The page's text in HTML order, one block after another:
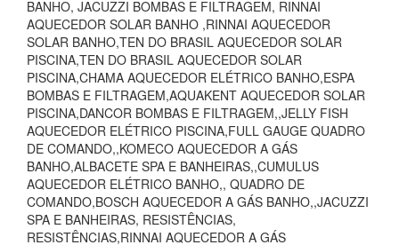
BANHO, JACUZZI BOMBAS E FILTRAGEM, RINNAI
AQUECEDOR SOLAR BANHO ,RINNAI AQUECEDOR
SOLAR BANHO,TEN DO BRASIL AQUECEDOR SOLAR
PISCINA,TEN DO BRASIL AQUECEDOR SOLAR
PISCINA,CHAMA AQUECEDOR ELÉTRICO BANHO,ESPA
BOMBAS E FILTRAGEM,AQUAKENT AQUECEDOR SOLAR
PISCINA,DANCOR BOMBAS E FILTRAGEM,,JELLY FISH
AQUECEDOR ELÉTRICO PISCINA,FULL GAUGE QUADRO
DE COMANDO,,KOMECO AQUECEDOR A GÁS
BANHO,ALBACETE SPA E BANHEIRAS,,CUMULUS
AQUECEDOR ELÉTRICO BANHO,, QUADRO DE
COMANDO,BOSCH AQUECEDOR A GÁS BANHO,,JACUZZI
SPA E BANHEIRAS, RESISTÊNCIAS,
RESISTÊNCIAS,RINNAI AQUECEDOR A GÁS